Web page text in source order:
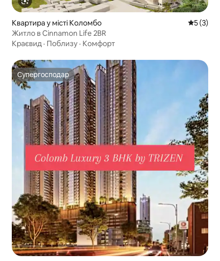
Квартира у місті Коломбо Середня
5 (3)
Житло в Cinnamon Life 2BR
Краєвид · Поблизу · Комфорт
Супергосподар
Супергосподар